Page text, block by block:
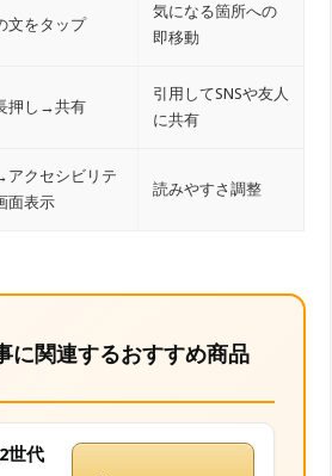
文をタップ
気になる箇所への
即移動
押し→共有
引用してSNSや友人
に共有
クセシビリテ
面表示
読みやすさ調整
に関連するおすすめ商品
世代